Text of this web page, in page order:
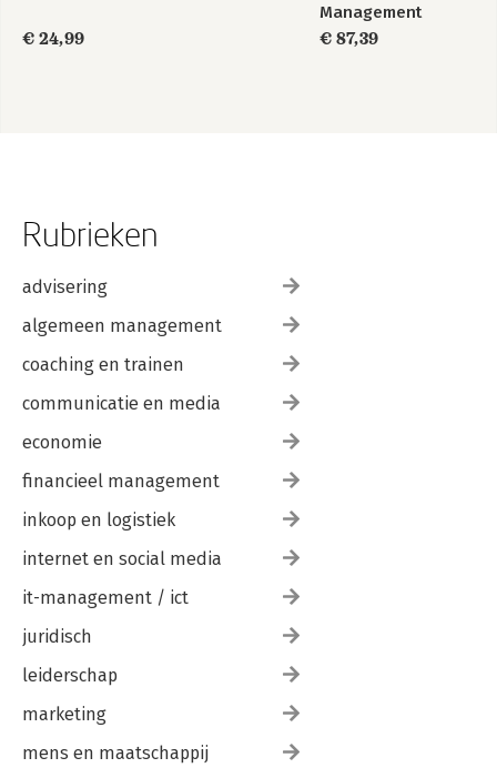
-Hoofdstuk 5. Voorbeelden van gedrag en hun verband met
hormonen
€ 24,99
Management
€ 87,39
Rubrieken
advisering
algemeen management
coaching en trainen
communicatie en media
economie
financieel management
inkoop en logistiek
internet en social media
it-management / ict
juridisch
leiderschap
marketing
mens en maatschappij